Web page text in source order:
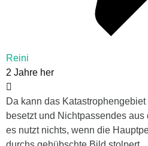
Reini
2 Jahre her
Da kann das
besetzt und Nichtpassendes
es nutzt nichts, wenn die